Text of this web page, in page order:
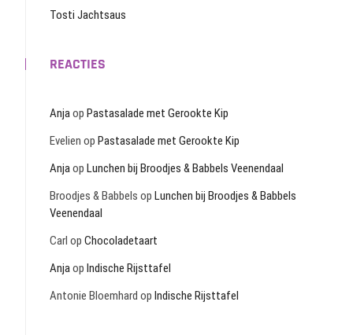
Tosti Jachtsaus
REACTIES
Anjaop Pastasalade met Gerookte Kip
Evelien op Pastasalade met Gerookte Kip
Anjaop Lunchen bij Broodjes & Babbels Veenendaal
Broodjes & Babbels op Lunchen bij Broodjes & Babbels
Veenendaal
Carl op Chocoladetaart
Anjaop Indische Rijsttafel
Antonie Bloemhard op Indische Rijsttafel